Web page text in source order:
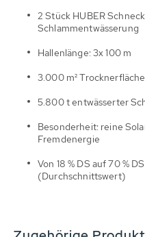
2 Stück HUBER
Schlammentwässerung
Hallenlänge: 3x 100 m
3.000 m² Trocknerfläche
5.800 t entwässerter
Besonderheit: reine
Fremdenergie
Von 18 % DS auf 70 %
(Durchschnittswert)